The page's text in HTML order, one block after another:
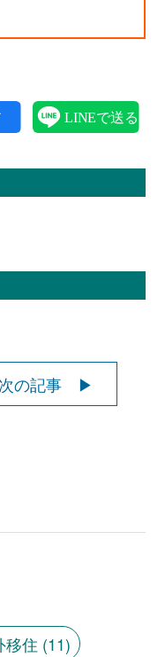
次の記事 ▶
移住 (11)